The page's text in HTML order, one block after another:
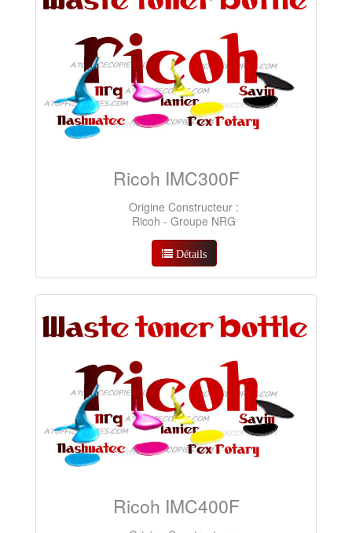
Ricoh IMC300F
Origine Constructeur :
Ricoh - Groupe NRG
Détails
Ricoh IMC400F